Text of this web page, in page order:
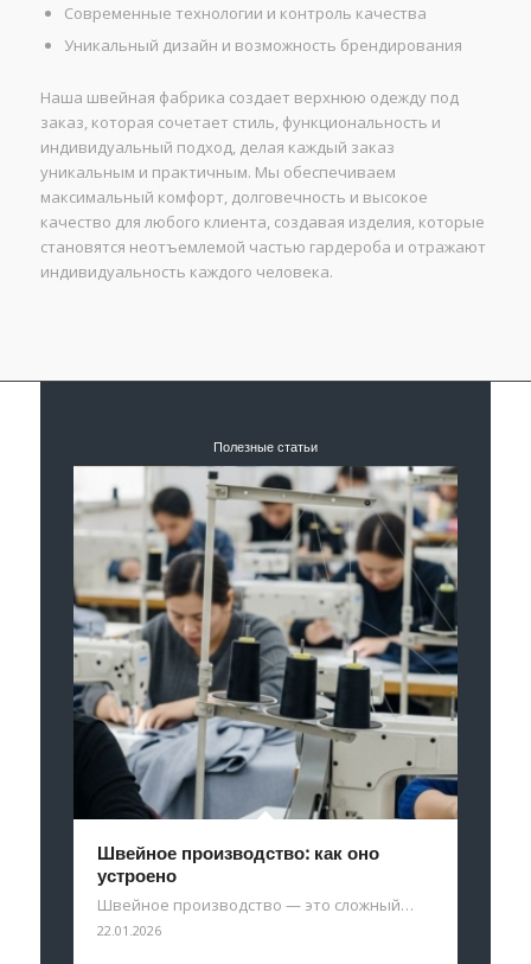
Современные технологии и контроль качества
Уникальный дизайн и возможность брендирования
Наша швейная фабрика создает верхнюю одежду под
заказ, которая сочетает стиль, функциональность и
индивидуальный подход, делая каждый заказ
уникальным и практичным. Мы обеспечиваем
максимальный комфорт, долговечность и высокое
качество для любого клиента, создавая изделия, которые
становятся неотъемлемой частью гардероба и отражают
индивидуальность каждого человека.
Полезные статьи
Швейное производство: как оно
устроено
Швейное производство — это сложный…
22.01.2026